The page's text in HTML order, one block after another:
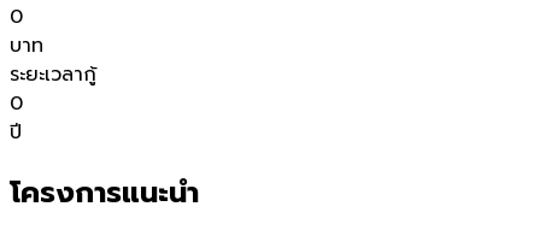
0
บาท
ระยะเวลากู้
0
ปี
โครงการแนะนำ